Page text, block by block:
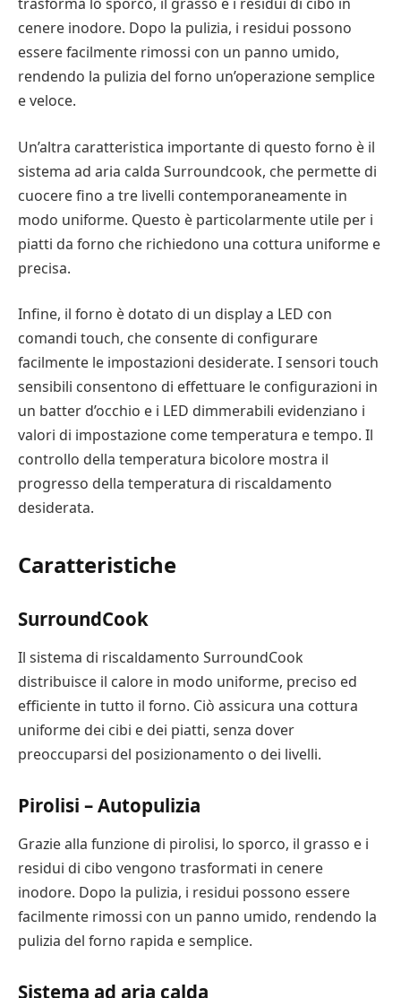
cenere inodore. Dopo la pulizia, i residui possono
essere facilmente rimossi con un panno umido,
rendendo la pulizia del forno un’operazione semplice
e veloce.
Un’altra caratteristica importante di questo forno è il
sistema ad aria calda Surroundcook, che permette di
cuocere fino a tre livelli contemporaneamente in
modo uniforme. Questo è particolarmente utile per i
piatti da forno che richiedono una cottura uniforme e
precisa.
Infine, il forno è dotato di un display a LED con
comandi touch, che consente di configurare
facilmente le impostazioni desiderate. I sensori touch
sensibili consentono di effettuare le configurazioni in
un batter d’occhio e i LED dimmerabili evidenziano i
valori di impostazione come temperatura e tempo. Il
controllo della temperatura bicolore mostra il
progresso della temperatura di riscaldamento
desiderata.
Caratteristiche
SurroundCook
Il sistema di riscaldamento SurroundCook
distribuisce il calore in modo uniforme, preciso ed
efficiente in tutto il forno. Ciò assicura una cottura
uniforme dei cibi e dei piatti, senza dover
preoccuparsi del posizionamento o dei livelli.
Pirolisi – Autopulizia
Grazie alla funzione di pirolisi, lo sporco, il grasso e i
residui di cibo vengono trasformati in cenere
inodore. Dopo la pulizia, i residui possono essere
facilmente rimossi con un panno umido, rendendo la
pulizia del forno rapida e semplice.
Sistema ad aria calda